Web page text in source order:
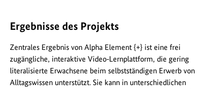
Ergebnisse des Projekts
Zentrales Ergebnis von Alpha Element {+} ist eine frei
zugängliche, interaktive Video‑Lernplattform, die gering
literalisierte Erwachsene beim selbstständigen Erwerb von
Alltagswissen unterstützt. Sie kann in unterschiedlichen